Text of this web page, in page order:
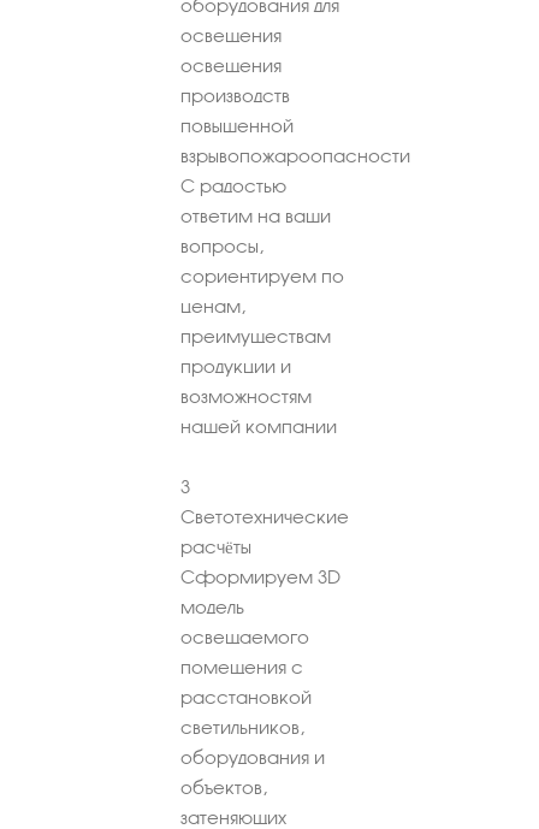
оборудования для
освещения
освещения
производств
повышенной
взрывопожароопасности
С радостью
ответим на ваши
вопросы,
сориентируем по
ценам,
преимуществам
продукции и
возможностям
нашей компании
3
Светотехнические
расчёты
Сформируем 3D
модель
освещаемого
помещения с
расстановкой
светильников,
оборудования и
объектов,
затеняющих